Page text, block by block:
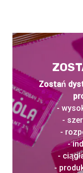
Zostań
-
-
-
-
-
-